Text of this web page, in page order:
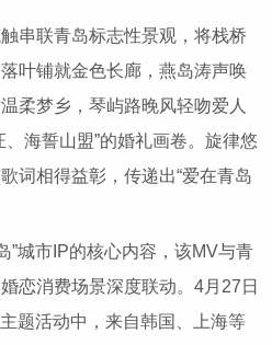
串联青岛标志性景观，将栈桥
叶铺就金色长廊，燕岛涛声唤
柔梦乡，琴屿路晚风轻吻爱人
海誓山盟”的婚礼画卷。旋律悠
词相得益彰，传递出“爱在青岛
城市IP的核心内容，该MV与青
恋消费场景深度联动。4月27日
题活动中，来自韩国、上海等